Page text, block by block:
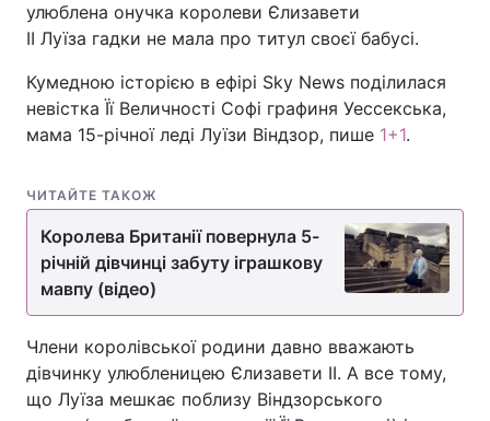
улюблена онучка королеви Єлизавети
ІІ Луїза гадки не мала про титул своєї бабусі.
Кумедною історією в ефірі Sky News поділилася
невістка Її Величності Софі графиня Уессекська,
мама 15-річної леді Луїзи Віндзор, пише 1+1.
ЧИТАЙТЕ ТАКОЖ
Королева Британії повернула 5-
річній дівчинці забуту іграшкову
мавпу (відео)
Члени королівської родини давно вважають
дівчинку улюбленицею Єлизавети ІІ. А все тому,
що Луїза мешкає поблизу Віндзорського